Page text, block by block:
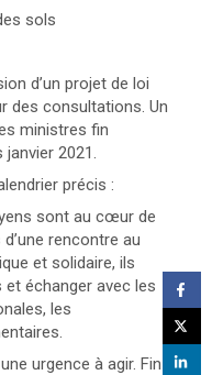
sols
d’un projet de loi
des consultations. Un
ministres fin
2021.
précis :
sont au cœur de
rencontre au
et solidaire, ils
échanger avec les
les
urgence à agir. Fin